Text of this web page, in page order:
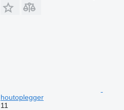
houtoplegger
11